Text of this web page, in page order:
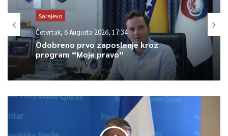
Sarajevo
Četvrtak, 6 Augusta 2026, 17:34
Odobreno prvo zaposlenje kroz
program “Moje pravo”